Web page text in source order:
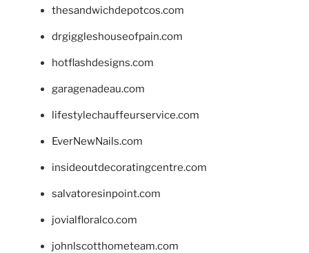
thesandwichdepotcos.com
drgiggleshouseofpain.com
hotflashdesigns.com
garagenadeau.com
lifestylechauffeurservice.com
EverNewNails.com
insideoutdecoratingcentre.com
salvatoresinpoint.com
jovialfloralco.com
johnlscotthometeam.com